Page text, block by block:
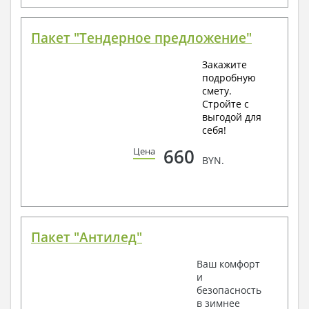
Пакет "Тендерное предложение"
Закажите
подробную
смету.
Стройте с
выгодой для
себя!
Цена 660 BYN.
Пакет "Антилед"
Ваш комфорт
и
безопасность
в зимнее